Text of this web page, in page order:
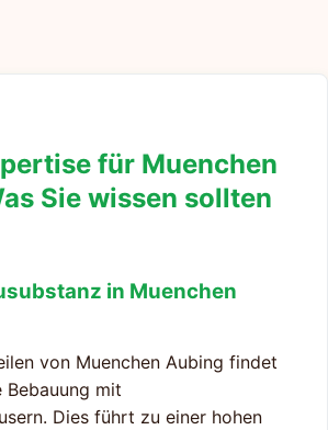
für Muenchen
Sie wissen sollten
in Muenchen
von Muenchen Aubing findet
Bebauung mit
Dies führt zu einer hohen